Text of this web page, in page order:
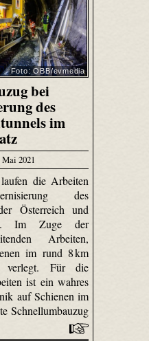
Foto: ÖBB/evmedia
bei
des
im
2021
die Arbeiten
des
Österreich und
Im Zuge der
Arbeiten,
im rund 8 km
verlegt. Für die
ist ein wahres
auf Schienen im
Schnellumbauzug